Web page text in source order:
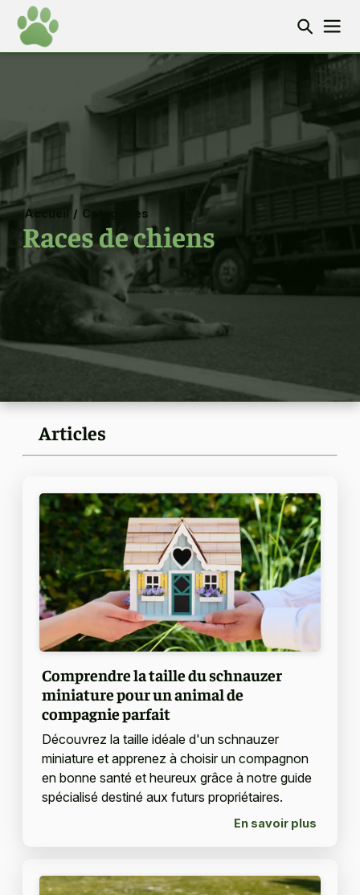
Accueil / Catégories
Races de chiens
Articles
Comprendre la taille du schnauzer
miniature pour un animal de
compagnie parfait
Découvrez la taille idéale d'un schnauzer
miniature et apprenez à choisir un compagnon
en bonne santé et heureux grâce à notre guide
spécialisé destiné aux futurs propriétaires.
En savoir plus